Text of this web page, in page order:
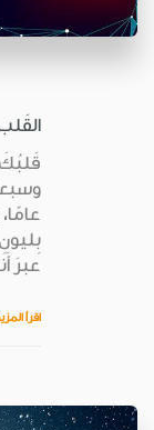
عبرَ
اقرأ